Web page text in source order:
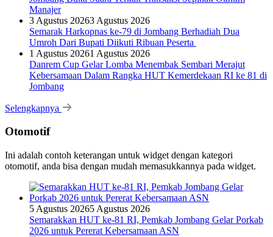
Manajer
3 Agustus 20263 Agustus 2026
Semarak Harkopnas ke-79 di Jombang Berhadiah Dua
Umroh Dari Bupati Diikuti Ribuan Peserta
1 Agustus 20261 Agustus 2026
Danrem Cup Gelar Lomba Menembak Sembari Merajut
Kebersamaan Dalam Rangka HUT Kemerdekaan RI ke 81 di
Jombang
Selengkapnya
Otomotif
Ini adalah contoh keterangan untuk widget dengan kategori
otomotif, anda bisa dengan mudah memasukkannya pada widget.
5 Agustus 20265 Agustus 2026
Semarakkan HUT ke-81 RI, Pemkab Jombang Gelar Porkab
2026 untuk Pererat Kebersamaan ASN